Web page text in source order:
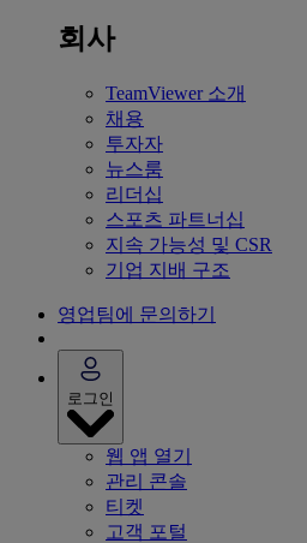
회사
TeamViewer 소개
채용
투자자
뉴스룸
리더십
스포츠 파트너십
지속 가능성 및 CSR
기업 지배 구조
영업팀에 문의하기
로그인
웹 앱 열기
관리 콘솔
티켓
고객 포털